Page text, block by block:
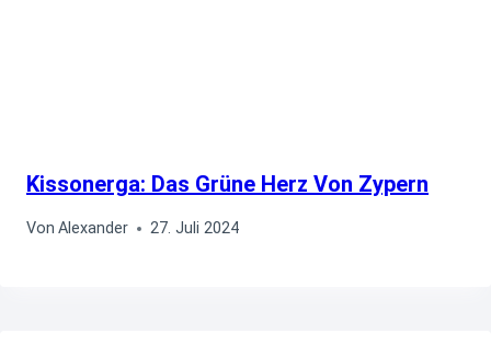
Kissonerga: Das Grüne Herz Von Zypern
Von Alexander 27. Juli 2024